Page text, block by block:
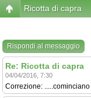
Ricotta di capra
Rispondi al messaggio
Re: Ricotta di capra
04/04/2016, 7:30
Correzione: